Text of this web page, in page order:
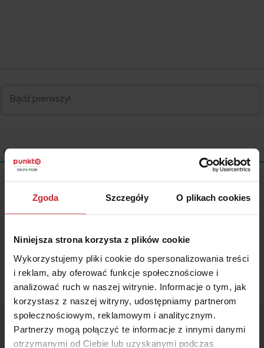
Zgoda Szczegóły O plikach cookies
Niniejsza strona korzysta z plików cookie
Wykorzystujemy pliki cookie do spersonalizowania treści
i reklam, aby oferować funkcje społecznościowe i
analizować ruch w naszej witrynie. Informacje o tym, jak
korzystasz z naszej witryny, udostępniamy partnerom
społecznościowym, reklamowym i analitycznym.
Partnerzy mogą połączyć te informacje z innymi danymi
otrzymanymi od Ciebie lub uzyskanymi podczas
0KOMENTARZE
powinny stanowić podstawy przy podejmowaniu decyzji
biznesowych, inwestycyjnych, lub podatkowych, za które to decyzje
właściciel strony internetowej ani autorzy nie ponoszą jakiejkolwiek
odpowiedzialności.